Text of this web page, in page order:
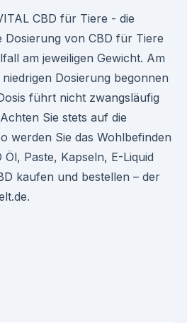
CBD für Tiere - die
Dosierung von CBD für Tiere
am jeweiligen Gewicht. Am
Dosierung begonnen
führt nicht zwangsläufig
Sie stets auf die
werden Sie das Wohlbefinden
Paste, Kapseln, E-Liquid
kaufen und bestellen – der